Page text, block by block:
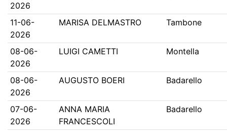
2026
11-06-
2026
MARISA DELMASTRO Tambone
08-06-
2026
LUIGI CAMETTI Montella
08-06-
2026
AUGUSTO BOERI Badarello
07-06-
2026
ANNA MARIA
FRANCESCOLI
Badarello